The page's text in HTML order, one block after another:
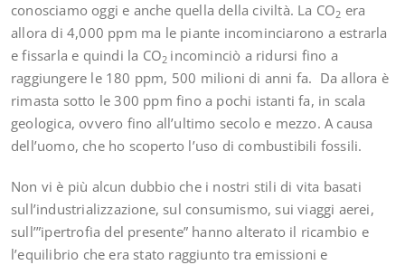
conosciamo oggi e anche quella della civiltà. La CO2 era
allora di 4,000 ppm ma le piante incominciarono a estrarla
e fissarla e quindi la CO2 incominciò a ridursi fino a
raggiungere le 180 ppm, 500 milioni di anni fa. Da allora è
rimasta sotto le 300 ppm fino a pochi istanti fa, in scala
geologica, ovvero fino all’ultimo secolo e mezzo. A causa
dell’uomo, che ho scoperto l’uso di combustibili fossili.
Non vi è più alcun dubbio che i nostri stili di vita basati
sull’industrializzazione, sul consumismo, sui viaggi aerei,
sull’”ipertrofia del presente” hanno alterato il ricambio e
l’equilibrio che era stato raggiunto tra emissioni e